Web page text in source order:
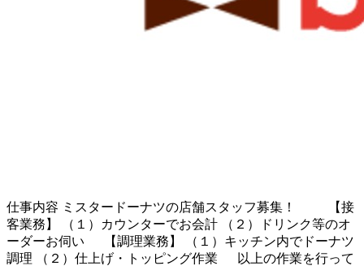
仕事内容 ミスタードーナツの店舗スタッフ募集！ 【接
客業務】 （１）カウンターでお会計 （２）ドリンク等のオ
ーダーお伺い 【調理業務】 （１）キッチン内でドーナツ
調理 （２）仕上げ・トッピング作業 以上の作業を行って